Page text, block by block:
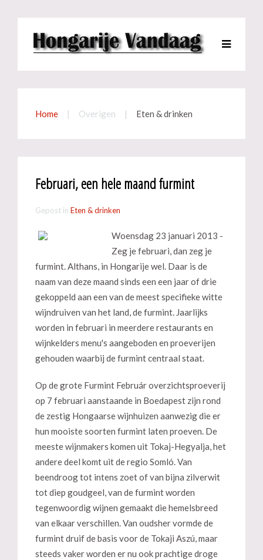
Home Overigen Eten & drinken
Februari, een hele maand furmint
Gepost in Eten & drinken
Woensdag 23 januari 2013 -
Zeg je februari, dan zeg je
furmint. Althans, in Hongarije wel. Daar is de
naam van deze maand sinds een een jaar of drie
gekoppeld aan een van de meest specifieke witte
wijndruiven van het land, de furmint. Jaarlijks
worden in februari in meerdere restaurants en
wijnkelders menu's aangeboden en proeverijen
gehouden waarbij de furmint centraal staat.
Op de grote Furmint Február overzichtsproeverij
op 7 februari aanstaande in Boedapest zijn rond
de zestig Hongaarse wijnhuizen aanwezig die er
hun mooiste soorten furmint laten proeven. De
meeste wijnmakers komen uit Tokaj-Hegyalja, het
andere deel komt uit de regio Somló. Van
beendroog tot intens zoet of van bijna zilverwit
tot diep goudgeel, van de furmint worden
tegenwoordig wijnen gemaakt die hemelsbreed
van elkaar verschillen. Van oudsher vormde de
furmint druif de basis voor de Tokaji Aszú, maar
steeds vaker worden er nu ook prachtige droge